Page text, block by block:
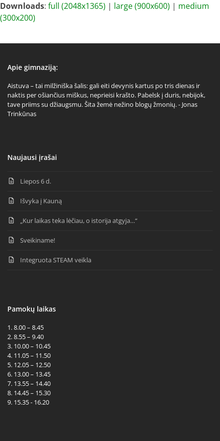
Downloads: full (2048x1365) | large (900x600) | medium
(300x200)
Apie gimnaziją:
Aistuva – tai milžiniška šalis: gali eiti devynis kartus po tris dienas ir
naktis per ošiančius miškus, neprieisi krašto. Pabelsk į duris, nebijok,
tave priims su džiaugsmu. Šita žemė nežino blogų žmonių. - Jonas
Trinkūnas
Naujausi įrašai
Liepos 6 d.
Išvyka į Kauną
„Kur laikas teka lėčiau, o istorija atgyja…“
Sveikiname!
Integruota STEAM veikla
Pamokų laikas
1. 8.00 – 8.45
2. 8.55 – 9.40
3. 10.00 – 10.45
4. 11.05 – 11.50
5. 12.05 – 12.50
6. 13.00 – 13.45
7. 13.55 – 14.40
8. 14.45 – 15.30
9. 15.35 - 16.20